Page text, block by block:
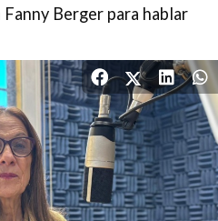
Berger para hablar